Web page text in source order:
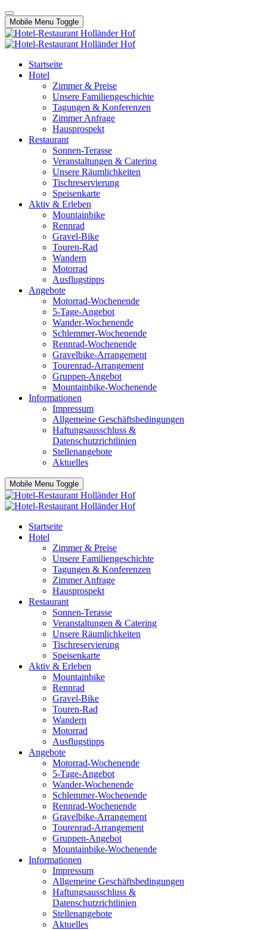
Mobile Menu Toggle
Startseite
Hotel
Zimmer & Preise
Unsere Familiengeschichte
Tagungen & Konferenzen
Zimmer Anfrage
Hausprospekt
Restaurant
Sonnen-Terasse
Veranstaltungen & Catering
Unsere Räumlichkeiten
Tischreservierung
Speisenkarte
Aktiv & Erleben
Mountainbike
Rennrad
Gravel-Bike
Touren-Rad
Wandern
Motorrad
Ausflugstipps
Angebote
Motorrad-Wochenende
5-Tage-Angebot
Wander-Wochenende
Schlemmer-Wochenende
Rennrad-Wochenende
Gravelbike-Arrangement
Tourenrad-Arrangement
Gruppen-Angebot
Mountainbike-Wochenende
Informationen
Impressum
Allgemeine Geschäftsbedingungen
Haftungsausschluss &
Datenschutzrichtlinien
Stellenangebote
Aktuelles
Mobile Menu Toggle
Startseite
Hotel
Zimmer & Preise
Unsere Familiengeschichte
Tagungen & Konferenzen
Zimmer Anfrage
Hausprospekt
Restaurant
Sonnen-Terasse
Veranstaltungen & Catering
Unsere Räumlichkeiten
Tischreservierung
Speisenkarte
Aktiv & Erleben
Mountainbike
Rennrad
Gravel-Bike
Touren-Rad
Wandern
Motorrad
Ausflugstipps
Angebote
Motorrad-Wochenende
5-Tage-Angebot
Wander-Wochenende
Schlemmer-Wochenende
Rennrad-Wochenende
Gravelbike-Arrangement
Tourenrad-Arrangement
Gruppen-Angebot
Mountainbike-Wochenende
Informationen
Impressum
Allgemeine Geschäftsbedingungen
Haftungsausschluss &
Datenschutzrichtlinien
Stellenangebote
Aktuelles